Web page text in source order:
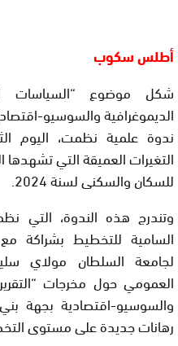
أطلس سكوب
شكل موضوع “السياسات
الديموغرافية والسوسيو-
ندوة علمية نظمت، اليوم
التغيرات العميقة التي تشهدها
للسكان والسكنى لسنة 2024.
وتندرج هذه الندوة، التي
السامية للتخطيط بشراكة مع
لجامعة السلطان مولاي
العمومي حول مخرجات
والسوسيو-اقتصادية بجهة
رهانات جديدة على مستوى